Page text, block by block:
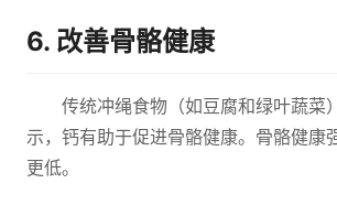
6. 改善骨骼健康
传统冲绳食物（如豆腐和绿叶蔬菜
示，钙有助于促进骨骼健康。骨骼健康
更低。